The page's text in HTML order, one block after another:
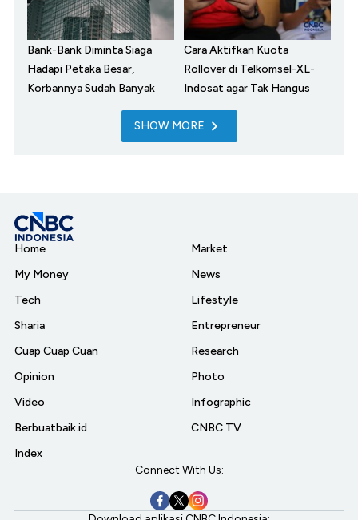
Bank-Bank Diminta Siaga
Hadapi Petaka Besar,
Korbannya Sudah Banyak
Cara Aktifkan Kuota
Rollover di Telkomsel-XL-
Indosat agar Tak Hangus
SHOW MORE
Home
My Money
Tech
Sharia
Cuap Cuap Cuan
Opinion
Video
Berbuatbaik.id
Index
Market
News
Lifestyle
Entrepreneur
Research
Photo
Infographic
CNBC TV
Connect With Us: